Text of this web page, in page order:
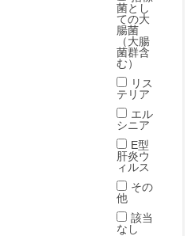
菌とし
ての大
腸菌
（大腸
菌群含
む）
リス
テリア
エル
シニア
E型
肝炎ウ
ィルス
その
他
該当
なし